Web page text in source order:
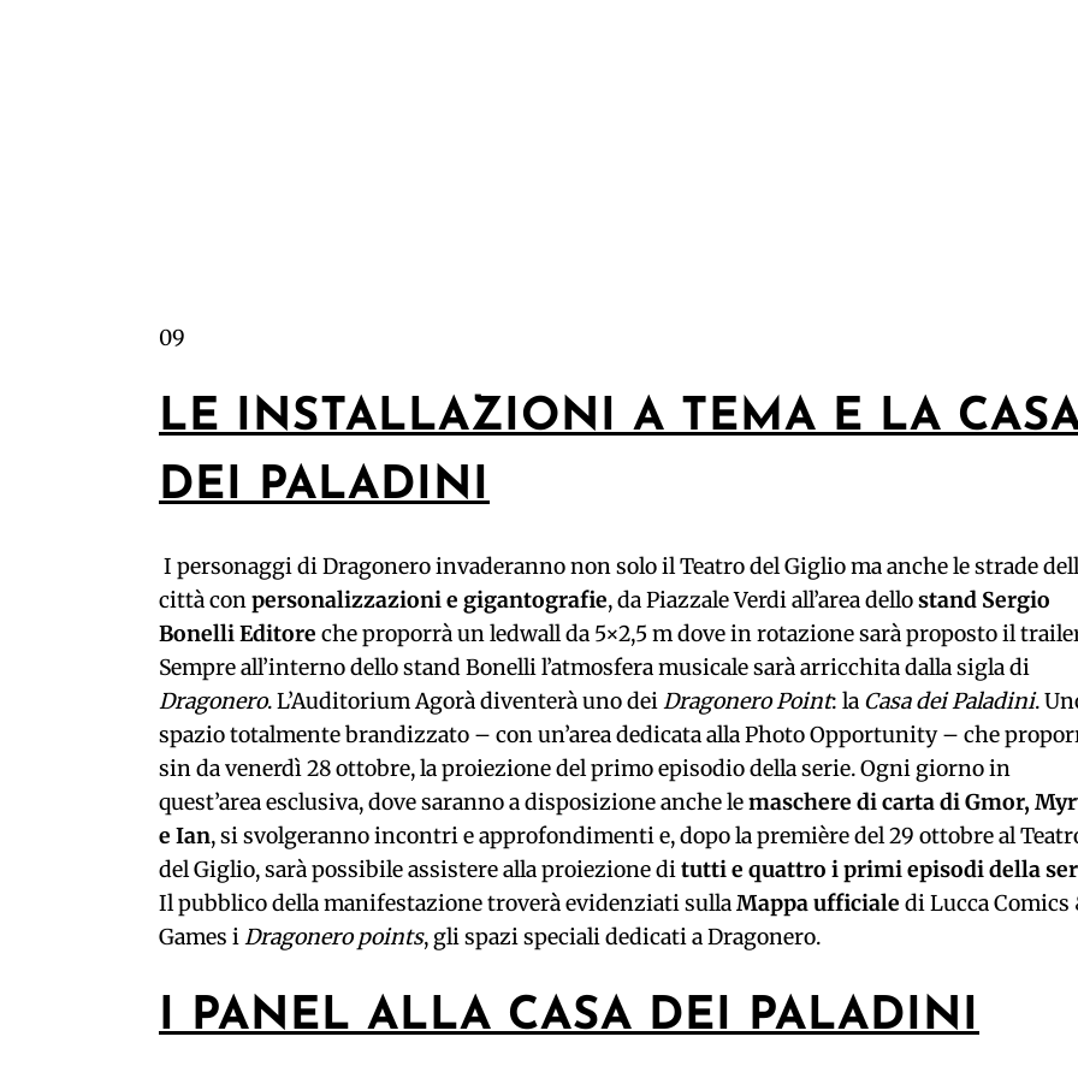
09
LE INSTALLAZIONI A TEMA E LA
DEI PALADINI
I personaggi di Dragonero invaderanno non solo il Teatro del Giglio ma anche le strade
città conpersonalizzazioni e gigantografie, da Piazzale Verdi all’area dellostand Sergio
Bonelli Editore che proporrà un ledwall da 5×2,5 m dove in rotazione sarà proposto il
Sempre all’interno dello stand Bonelli l’atmosfera musicale sarà arricchita dalla sigla di
Dragonero. L’Auditorium Agorà diventerà uno deiDragonero Point: la Casa dei Paladini.
spazio totalmente brandizzato – con un’area dedicata alla Photo Opportunity – che
sin da venerdì 28 ottobre, la proiezione del primo episodio della serie. Ogni giorno in
quest’area esclusiva, dove saranno a disposizione anche lemaschere di carta di Gmor,
e Ian, si svolgeranno incontri e approfondimenti e, dopo la première del 29 ottobre al
del Giglio, sarà possibile assistere alla proiezione ditutti e quattro i primi episodi della
Il pubblico della manifestazione troverà evidenziati sullaMappa ufficiale di Lucca Comics
Games iDragonero points, gli spazi speciali dedicati a Dragonero.
I PANEL ALLA CASA DEI PALADINI